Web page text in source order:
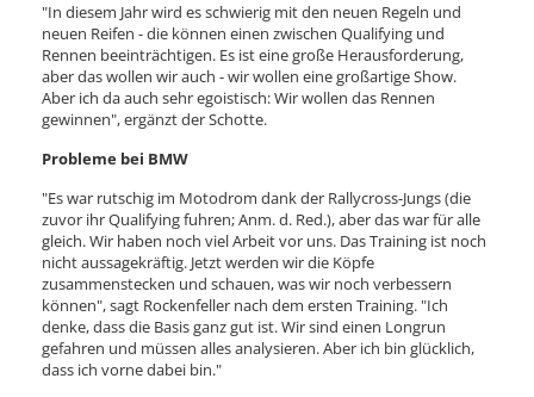
"In diesem Jahr wird es schwierig mit den neuen Regeln und
neuen Reifen - die können einen zwischen Qualifying und
Rennen beeinträchtigen. Es ist eine große Herausforderung,
aber das wollen wir auch - wir wollen eine großartige Show.
Aber ich da auch sehr egoistisch: Wir wollen das Rennen
gewinnen", ergänzt der Schotte.
Probleme bei BMW
"Es war rutschig im Motodrom dank der Rallycross-Jungs (die
zuvor ihr Qualifying fuhren; Anm. d. Red.), aber das war für alle
gleich. Wir haben noch viel Arbeit vor uns. Das Training ist noch
nicht aussagekräftig. Jetzt werden wir die Köpfe
zusammenstecken und schauen, was wir noch verbessern
können", sagt Rockenfeller nach dem ersten Training. "Ich
denke, dass die Basis ganz gut ist. Wir sind einen Longrun
gefahren und müssen alles analysieren. Aber ich bin glücklich,
dass ich vorne dabei bin."